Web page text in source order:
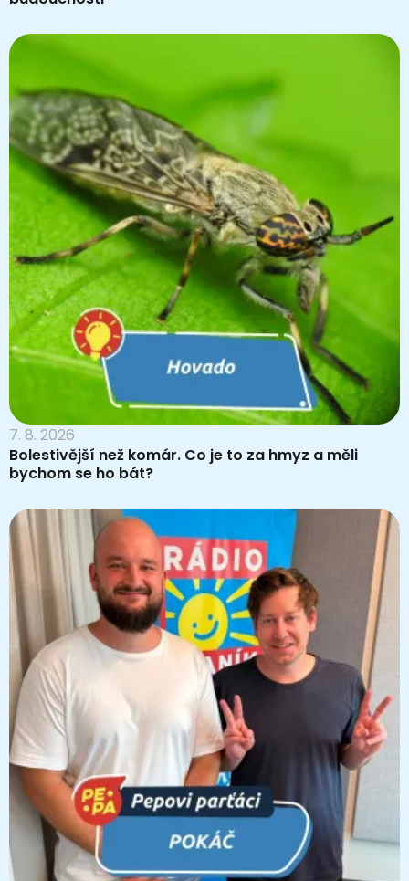
7. 8. 2026
Bolestivější než komár. Co je to za hmyz a měli
bychom se ho bát?